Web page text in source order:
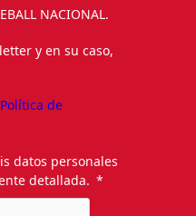
NACIONAL.
y en su caso,
Política de
datos personales
detallada.